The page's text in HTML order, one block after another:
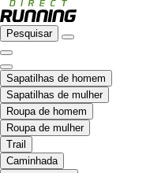
Pesquisar
Sapatilhas de homem
Sapatilhas de mulher
Roupa de homem
Roupa de mulher
Trail
Caminhada